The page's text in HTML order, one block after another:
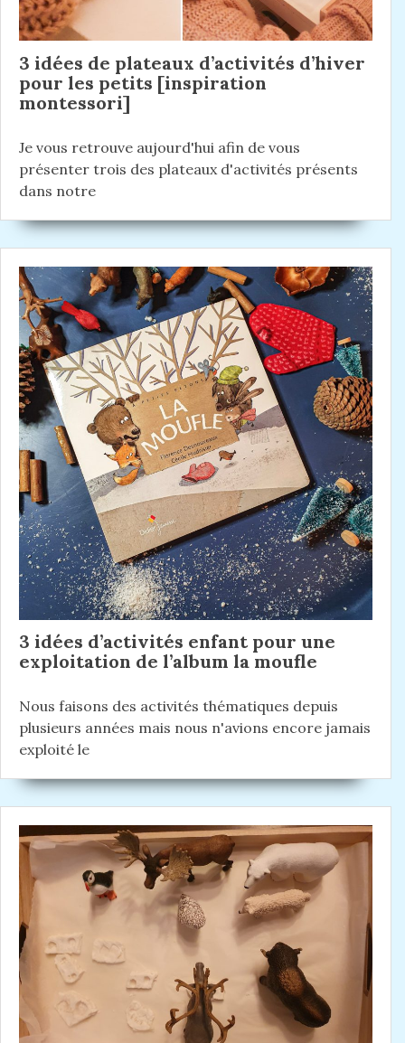
a
r
t
i
c
l
e
3 idées de plateaux d’activités d’hiver
pour les petits [inspiration
montessori]
Je vous retrouve aujourd'hui afin de vous
présenter trois des plateaux d'activités présents
dans notre
3 idées d’activités enfant pour une
exploitation de l’album la moufle
Nous faisons des activités thématiques depuis
plusieurs années mais nous n'avions encore jamais
exploité le